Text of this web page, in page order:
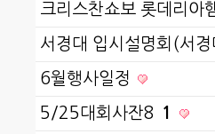
크리스찬쇼보 롯데리아
서경대 입시설명회(서
6월행사일정
5/25대회사잔8 1